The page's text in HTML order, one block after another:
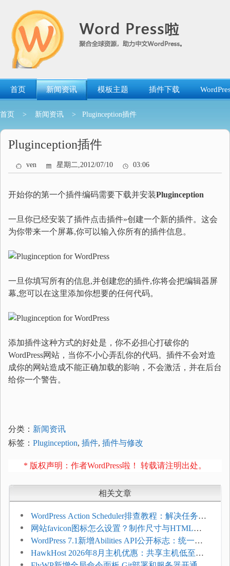
首页 新闻资讯 模板主题 插件下载
首页 > 新闻资讯 > Pluginception插件
Pluginception插件
ven 星期二,2012/07/10 03:06
开始你的第一个插件编码需要下载并安装Pluginception
一旦你已经安装了插件点击插件»创建一个新的插件。这会
为你带来一个屏幕,你可以输入你所有的插件信息。
一旦你填写所有的信息,并创建您的插件,你将会把编辑器屏
幕,您可以在这里添加你想要的任何代码。
添加插件这种方式的好处是，你不必担心打破你的
WordPress网站，当你不小心弄乱你的代码。插件不会对造
成你的网站造成不能正确加载的影响，不会激活，并在后台
给你一个警告。
分类： 新闻资讯
标签： Pluginception, 插件, 插件与修改
* 版权声明：作者WordPress啦！ 转载请注明出处。
相关文章
WordPress Action Scheduler排查教程：解决任务积
压和订单延迟
网站favicon图标怎么设置？制作尺寸与HTML添
加方法
WordPress 7.1新增Abilities API公开标志：统一支
持REST API、MCP与AI代理
HawkHost 2026年8月主机优惠：共享主机低至